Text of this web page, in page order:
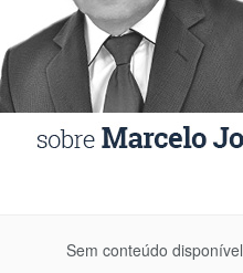
Sem conteúdo disponível